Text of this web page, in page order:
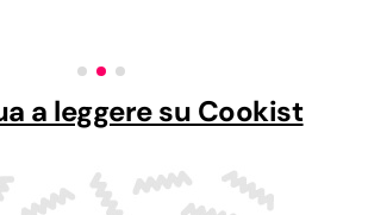
a leggere su Cookist